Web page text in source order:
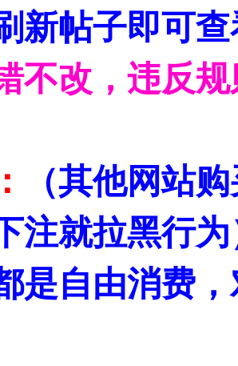
新帖子即可
不改，违反
（其他网站
注就拉黑行
是自由消费